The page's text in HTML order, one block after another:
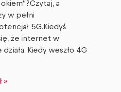
a
w pełni
5G.Kiedyś
że internet w
Kiedy weszło 4G
»